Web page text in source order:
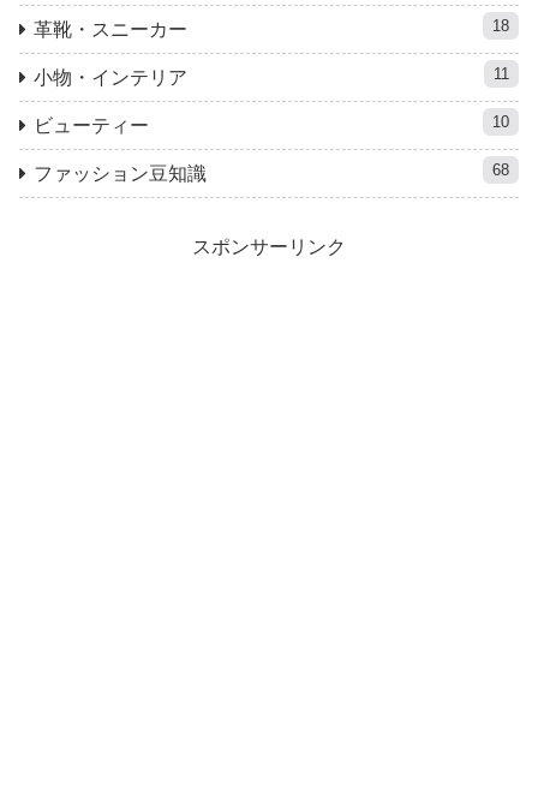
革靴・スニーカー 18
小物・インテリア 11
ビューティー 10
ファッション豆知識 68
スポンサーリンク